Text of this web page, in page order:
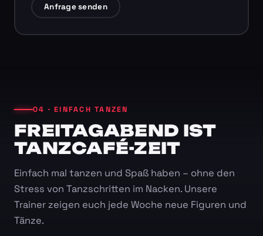
Anfrage senden
04 · EINFACH TANZEN
FREITAGABEND IST
TANZCAFÉ-ZEIT
Einfach mal tanzen und Spaß haben – ohne den
Stress von Tanzschritten im Nacken. Unsere
Trainer zeigen euch jede Woche neue Figuren und
Tänze.